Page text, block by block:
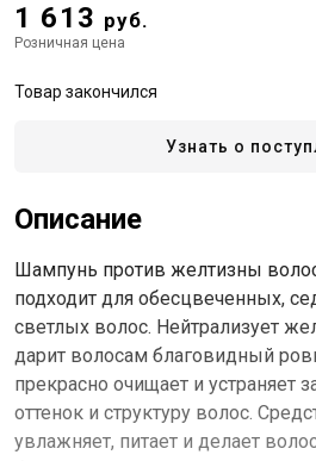
1 613 руб.
Розничная цена
Товар закончился
Узнать о
Описание
Шампунь против желтизны
подходит для обесцвеченных,
светлых волос. Нейтрализует
дарит волосам благовидный
прекрасно очищает и устраняет
оттенок и структуру волос.
увлажняет, питает и делает